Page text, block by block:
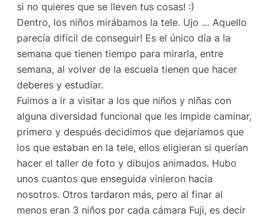
si no quieres que se lleven tus cosas! :)
Dentro, los niños mirábamos la tele. Ujo … Aquello
parecía difícil de conseguir! Es el único día a la
semana que tienen tiempo para mirarla, entre
semana, al volver de la escuela tienen que hacer
deberes y estudiar.
Fuimos a ir a visitar a los que niños y niñas con
alguna diversidad funcional que les impide caminar,
primero y después decidimos que dejaríamos que
los que estaban en la tele, ellos eligieran si querían
hacer el taller de foto y dibujos animados. Hubo
unos cuantos que enseguida vinieron hacia
nosotros. Otros tardaron más, pero al finar al
menos eran 3 niños por cada cámara Fuji, es decir